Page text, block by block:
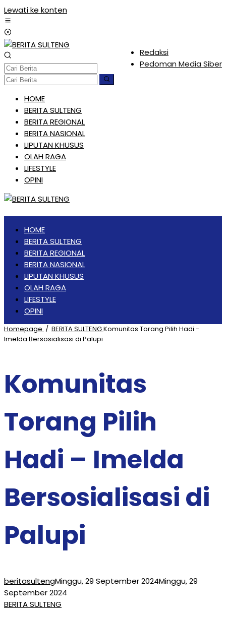
Lewati ke konten
Redaksi
Pedoman Media Siber
HOME
BERITA SULTENG
BERITA REGIONAL
BERITA NASIONAL
LIPUTAN KHUSUS
OLAH RAGA
LIFESTYLE
OPINI
HOME
BERITA SULTENG
BERITA REGIONAL
BERITA NASIONAL
LIPUTAN KHUSUS
OLAH RAGA
LIFESTYLE
OPINI
Homepage / BERITA SULTENGKomunitas Torang Pilih Hadi -
Imelda Bersosialisasi di Palupi
Komunitas
Torang Pilih
Hadi – Imelda
Bersosialisasi di
Palupi
beritasultengMinggu, 29 September 2024Minggu, 29
September 2024
BERITA SULTENG